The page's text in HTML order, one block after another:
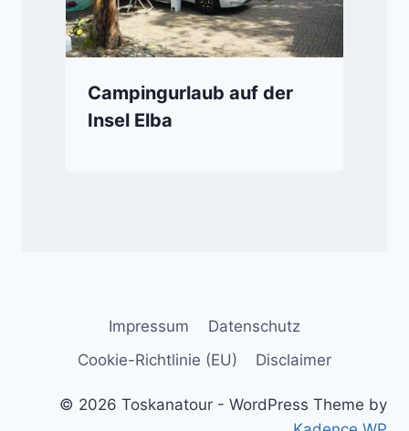
Campingurlaub auf der
Insel Elba
Impressum
Datenschutz
Cookie-Richtlinie (EU)
Disclaimer
© 2026 Toskanatour - WordPress Theme by